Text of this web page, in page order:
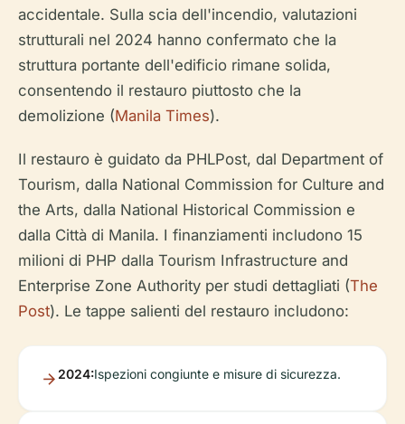
accidentale. Sulla scia dell'incendio, valutazioni
strutturali nel 2024 hanno confermato che la
struttura portante dell'edificio rimane solida,
consentendo il restauro piuttosto che la
demolizione (Manila Times).
Il restauro è guidato da PHLPost, dal Department of
Tourism, dalla National Commission for Culture and
the Arts, dalla National Historical Commission e
dalla Città di Manila. I finanziamenti includono 15
milioni di PHP dalla Tourism Infrastructure and
Enterprise Zone Authority per studi dettagliati (The
Post). Le tappe salienti del restauro includono:
2024:Ispezioni congiunte e misure di sicurezza.